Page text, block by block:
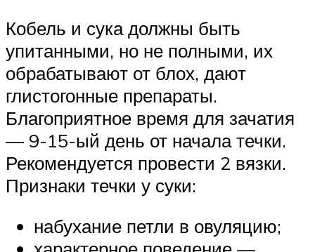
Кобель и сука должны быть
упитанными, но не полными, их
обрабатывают от блох, дают
глистогонные препараты.
Благоприятное время для зачатия
— 9-15-ый день от начала течки.
Рекомендуется провести 2 вязки.
Признаки течки у суки:
набухание петли в овуляцию;